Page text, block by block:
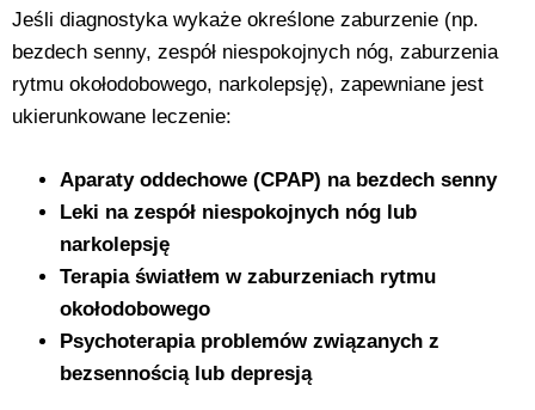
Jeśli diagnostyka wykaże określone zaburzenie (np.
bezdech senny, zespół niespokojnych nóg, zaburzenia
rytmu okołodobowego, narkolepsję), zapewniane jest
ukierunkowane leczenie:
Aparaty oddechowe (CPAP) na bezdech senny
Leki na zespół niespokojnych nóg lub
narkolepsję
Terapia światłem w zaburzeniach rytmu
okołodobowego
Psychoterapia problemów związanych z
bezsennością lub depresją